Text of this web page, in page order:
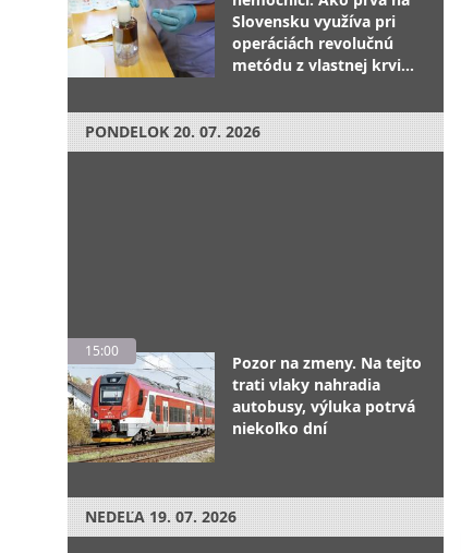
Slovensku využíva pri
operáciách revolučnú
metódu z vlastnej krvi
PONDELOK 20. 07. 2026
15:00
Pozor na zmeny. Na tejto
trati vlaky nahradia
autobusy, výluka potrvá
niekoľko dní
NEDEĽA 19. 07. 2026